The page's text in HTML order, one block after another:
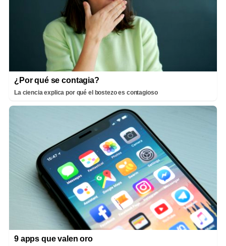
¿Por qué se contagia?
La ciencia explica por qué el bostezo es contagioso
9 apps que valen oro